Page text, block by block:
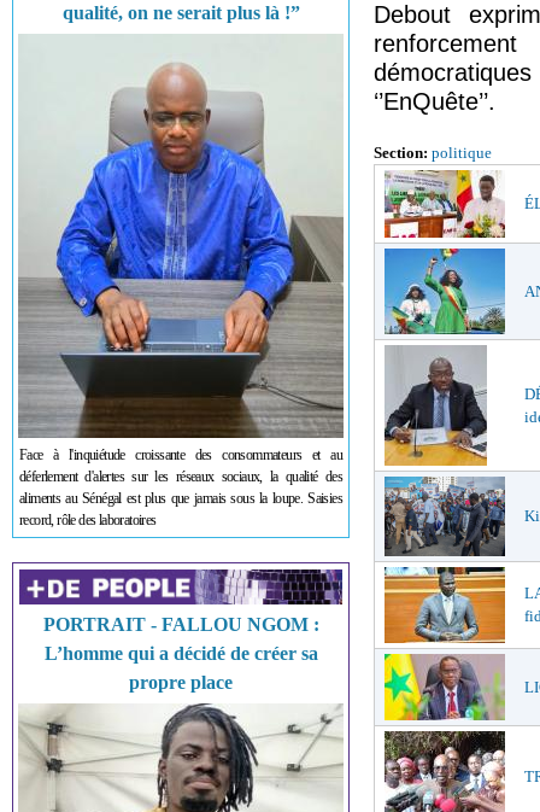
qualité, on ne serait plus là !”
Face à l'inquiétude croissante des consommateurs et au
déferlement d'alertes sur les réseaux sociaux, la qualité des
aliments au Sénégal est plus que jamais sous la loupe. Saisies
record, rôle des laboratoires
PORTRAIT - FALLOU NGOM :
L’homme qui a décidé de créer sa
propre place
Debout
‘’EnQuête’’.
Section: politique